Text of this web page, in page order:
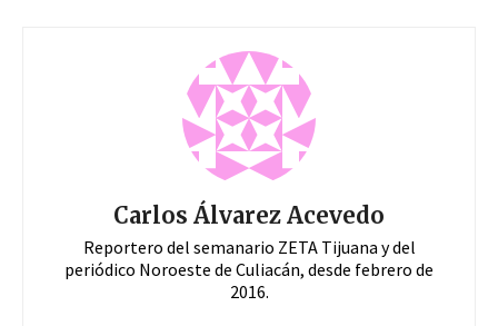
Carlos Álvarez Acevedo
Reportero del semanario ZETA Tijuana y del
periódico Noroeste de Culiacán, desde febrero de
2016.